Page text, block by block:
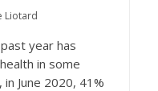
Liotard
year has
in some
June 2020, 41%